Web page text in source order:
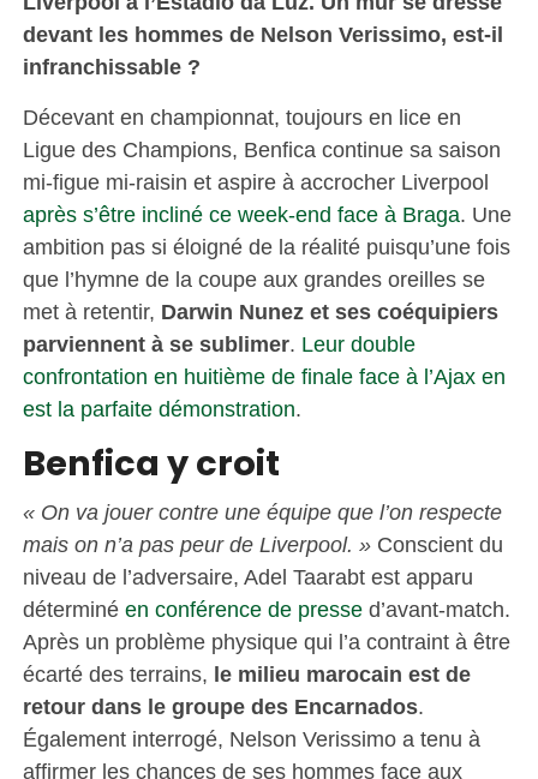
devant les hommes de Nelson Verissimo, est-il
infranchissable ?
Décevant en championnat, toujours en lice en
Ligue des Champions, Benfica continue sa saison
mi-figue mi-raisin et aspire à accrocher Liverpool
après s’être incliné ce week-end face à Braga. Une
ambition pas si éloigné de la réalité puisqu’une fois
que l’hymne de la coupe aux grandes oreilles se
met à retentir, Darwin Nunez et ses coéquipiers
parviennent à se sublimer. Leur double
confrontation en huitième de finale face à l’Ajax en
est la parfaite démonstration.
Benfica y croit
« On va jouer contre une équipe que l’on respecte
mais on n’a pas peur de Liverpool. » Conscient du
niveau de l’adversaire, Adel Taarabt est apparu
déterminé en conférence de pressed’avant-match.
Après un problème physique qui l’a contraint à être
écarté des terrains, le milieu marocain est de
retour dans le groupe des Encarnados.
Également interrogé, Nelson Verissimo a tenu à
affirmer les chances de ses hommes face aux